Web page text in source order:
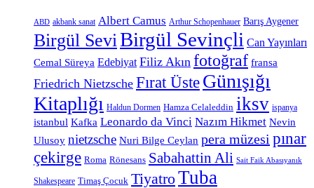
ABD akbank sanat Albert Camus Arthur Schopenhauer Barış Aygener
Birgül Sevi Birgül Sevinçli Can Yayınları
Cemal Süreya Edebiyat Filiz Akın fotoğraf fransa
Friedrich Nietzsche Fırat ÜsteGünışığı
Kitaplığı Haldun Dormen Hamza Celaleddin iksv ispanya
istanbul Kafka Leonardo da Vinci Nazım Hikmet Nevin
Ulusoy nietzsche Nuri Bilge Ceylan pera müzesi pınar
çekirge Roma Rönesans Sabahattin Ali Sait Faik Abasıyanık
Shakespeare Timaş Çocuk TiyatroTuba